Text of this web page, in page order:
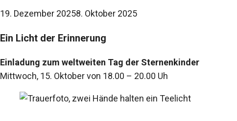
19. Dezember 20258. Oktober 2025
Ein Licht der Erinnerung
Einladung zum weltweiten Tag der Sternenkinder
Mittwoch, 15. Oktober von 18.00 – 20.00 Uh